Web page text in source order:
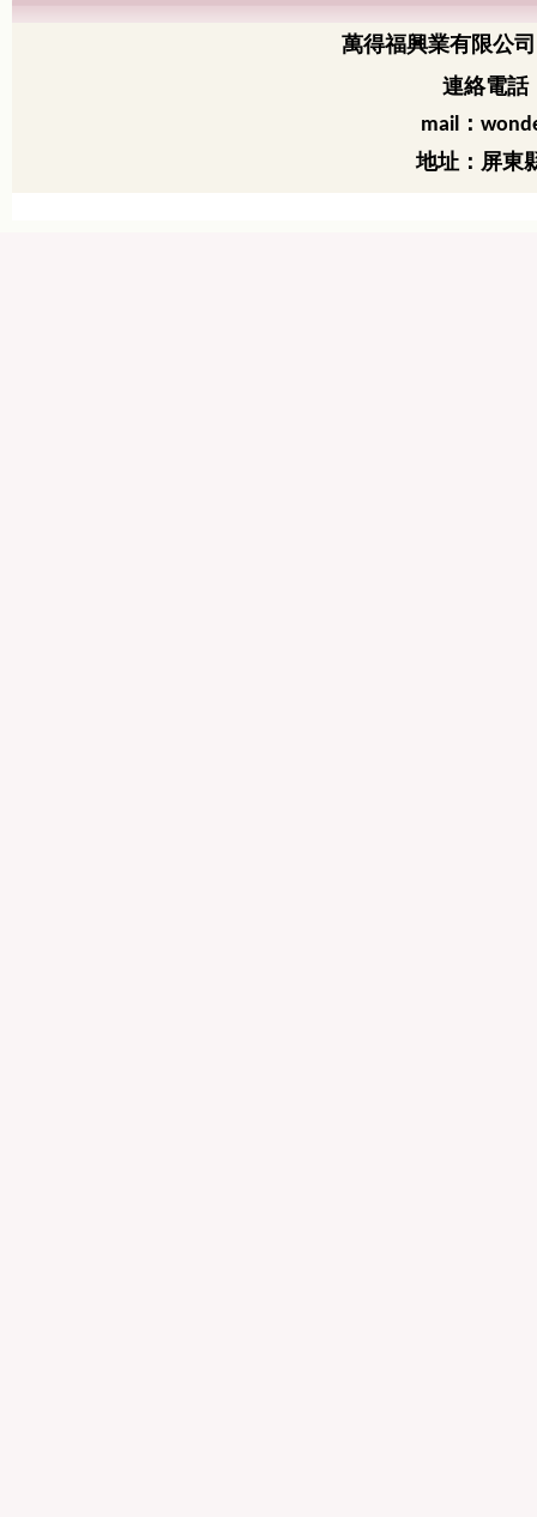
萬得福興業有限公司
連絡電
mail ：
地址：屏東